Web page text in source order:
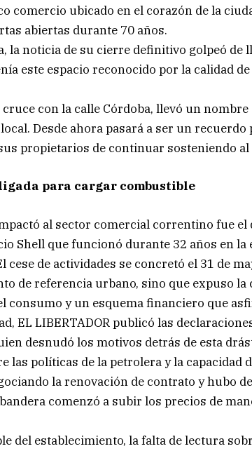
comercio ubicado en el corazón de la
abiertas durante 70 años.
la noticia de su cierre definitivo golpeó
este espacio reconocido por la calidad
cruce con la calle Córdoba, llevó un
Desde ahora pasará a ser un
propietarios de continuar sosteniendo al
para cargar combustible
al sector comercial correntino fue
Shell que funcionó durante 32 años en la
cese de actividades se concretó el 31 de
de referencia urbano, sino que expuso
consumo y un esquema financiero que
EL LIBERTADOR publicó las
desnudó los motivos detrás de esta
las políticas de la petrolera y la capacidad
la renovación de contrato y hubo
comenzó a subir los precios de
del establecimiento, la falta de lectura